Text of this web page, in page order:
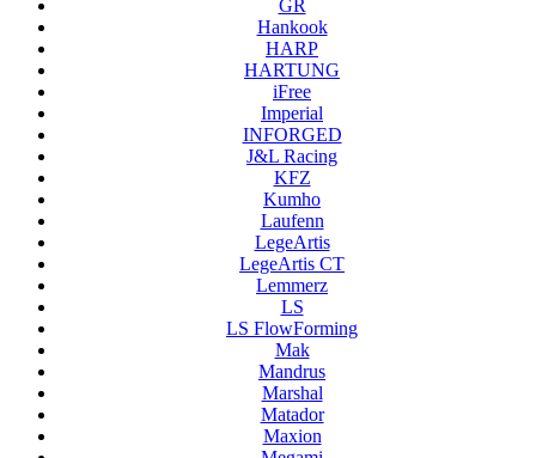
GR
Hankook
HARP
HARTUNG
iFree
Imperial
INFORGED
J&L Racing
KFZ
Kumho
Laufenn
LegeArtis
LegeArtis CT
Lemmerz
LS
LS FlowForming
Mak
Mandrus
Marshal
Matador
Maxion